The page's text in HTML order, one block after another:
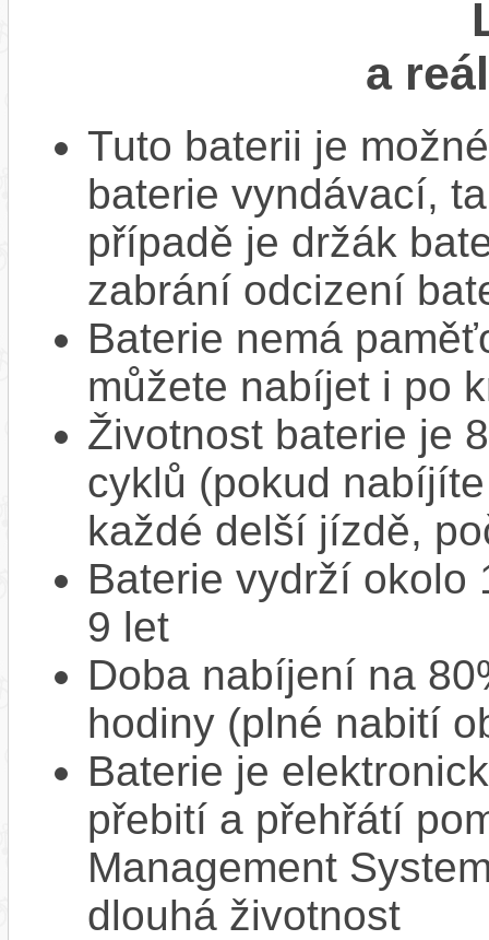
a
Tuto baterii je
baterie vyndávací,
případě je držák
zabrání odcizení
Baterie nemá
můžete nabíjet i po
Životnost baterie je
cyklů (pokud
každé delší jízdě,
Baterie vydrží okolo
9 let
Doba nabíjení na
hodiny (plné nabití
Baterie je
přebití a přehřátí
Management
dlouhá životnost